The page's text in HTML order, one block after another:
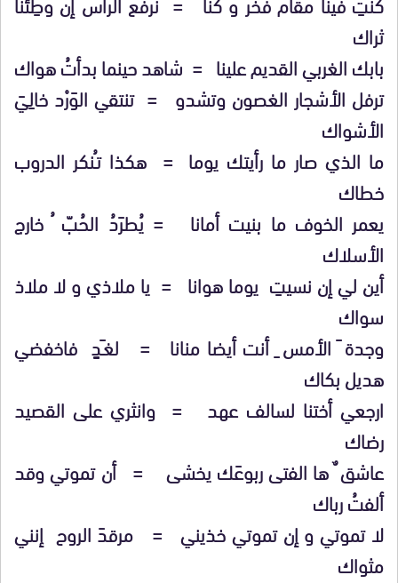
ثراك
بابك الغربي القديم علينا = شاهد حينما بدأتُ هواك
ترفل الأشجار الغصون وتشدو = تنتقي الوَرْد خالِيَ
الأشواك
ما الذي صار ما رأيتك يوما = هكذا تـُنكر الدروب
خطاك
يعمر الخوف ما بنيت أمانا = يُطرَدُ الحُبّ ُ خارج
الأسلاك
أين لي إن نسيتِ يوما هوانا = يا ملاذي و لا ملاذ
سواك
وجدة َ الأمس ِ أنت أيضا منانا = لغـَدٍ فاخفضي
هديل بكاك
ارجعي أختنا لسالف عهد = وانثري على القصيد
رضاك
عاشق ٌ ها الفتى ربوعَك يخشى = أن تموتي وقد
ألفتُ رباك
لا تموتي و إن تموتي خذيني = مرقدَ الروح إنني
مثواك